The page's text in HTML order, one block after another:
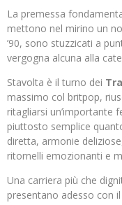
La premessa
mettono nel mirino un
’90, sono stuzzicati a
vergogna alcuna alla
Stavolta è il turno dei
massimo col britpop,
ritagliarsi un’importante
piuttosto semplice
diretta, armonie
ritornelli emozionanti e
Una carriera più che
presentano adesso con